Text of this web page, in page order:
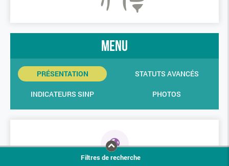
menu
PRÉSENTATION STATUTS AVANCÉS
INDICATEURS SINP PHOTOS
Filtres de recherche